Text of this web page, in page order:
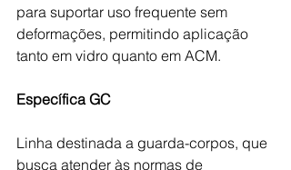
para suportar uso frequente sem
deformações, permitindo aplicação
tanto em vidro quanto em ACM.
Específica GC
Linha destinada a guarda-corpos, que
busca atender às normas de